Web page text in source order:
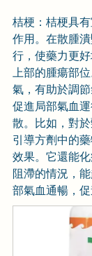
桔梗：桔梗具
作用。在散腫
行，使藥力更
上部的腫瘍部
氣，有助於調
促進局部氣血
散。比如，對
引導方劑中的
效果。它還能
阻滯的情況，
部氣血通暢，促